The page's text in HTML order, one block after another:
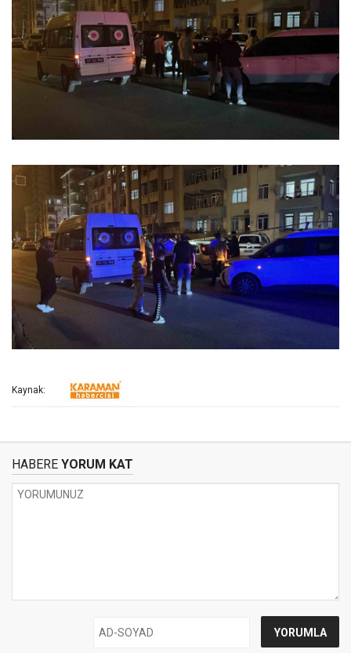
Kaynak:
HABERE YORUM KAT